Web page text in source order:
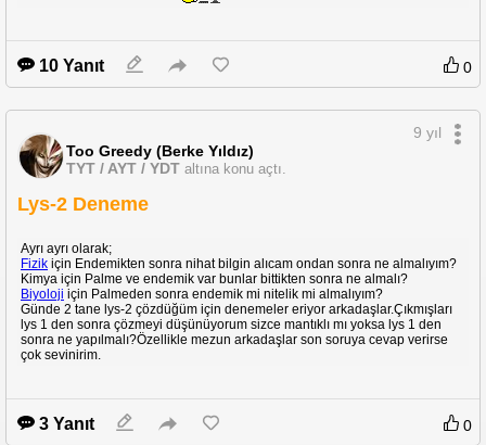
10 Yanıt 0
Too Greedy (Berke Yıldız)
TYT / AYT / YDT altına konu açtı.
9 yıl
Lys-2 Deneme
Ayrı ayrı olarak;
Fizik için Endemikten sonra nihat bilgin alıcam ondan sonra ne almalıyım?
Kimya için Palme ve endemik var bunlar bittikten sonra ne almalı?
Biyoloji için Palmeden sonra endemik mi nitelik mi almalıyım?
Günde 2 tane lys-2 çözdüğüm için denemeler eriyor arkadaşlar.Çıkmışları
lys 1 den sonra çözmeyi düşünüyorum sizce mantıklı mı yoksa lys 1 den
sonra ne yapılmalı?Özellikle mezun arkadaşlar son soruya cevap verirse
çok sevinirim.
3 Yanıt 0